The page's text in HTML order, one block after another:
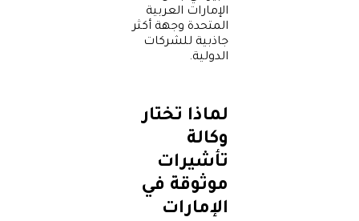
الإمارات العربية
المتحدة وجهة أكثر
جاذبية للشركات
الدولية.
لماذا تختار
وكالة
تأشيرات
موثوقة في
الإمارات